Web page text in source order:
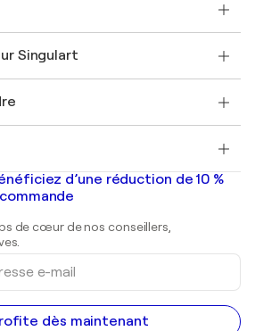
commercial
d'art original
qu'Artiste
Singulart
d’une réduction de 10 %
de cœur de nos conseillers,
dès maintenant